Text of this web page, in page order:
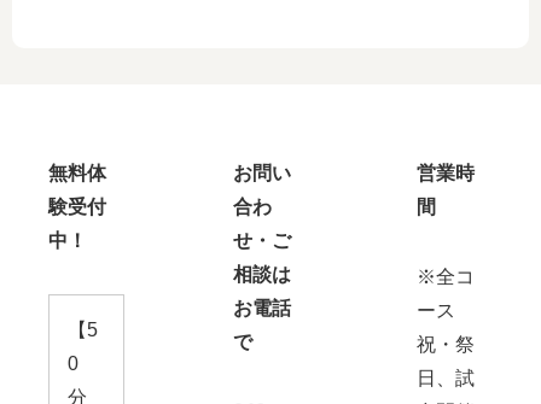
無料体
験受付
中！
【5
0
分
お問い
合わ
せ・ご
相談は
お電話
で
営業時
間
※全コ
ース
祝・祭
日、試